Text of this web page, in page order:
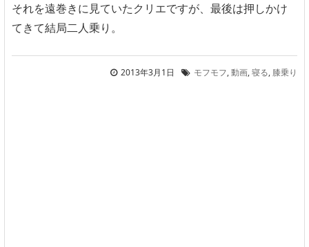
それを遠巻きに見ていたクリエですが、最後は押しかけ
てきて結局二人乗り。
2013年3月1日 モフモフ,動画,寝る, 膝乗り